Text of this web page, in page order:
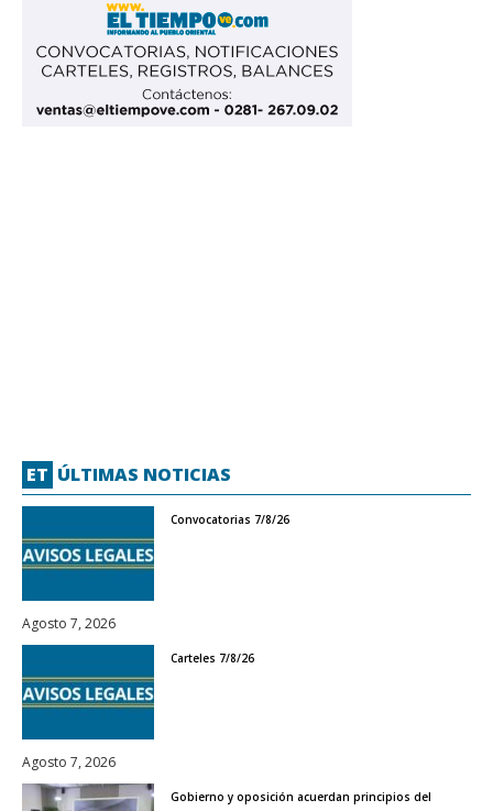
ET ÚLTIMAS NOTICIAS
Convocatorias 7/8/26
Agosto 7, 2026
Carteles 7/8/26
Agosto 7, 2026
Gobierno y oposición acuerdan principios del